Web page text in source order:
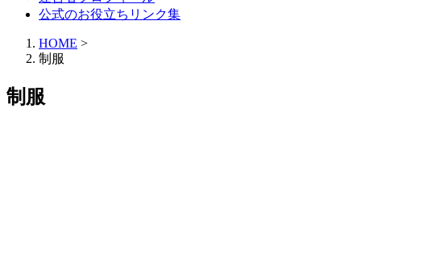
公式のお役立ちリンク集
HOME >
制服
制服